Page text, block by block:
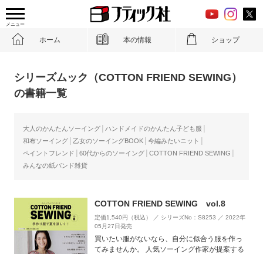
メニュー
ホーム 本の情報 ショップ
シリーズムック（COTTON FRIEND SEWING）
の書籍一覧
大人のかんたんソーイング
ハンドメイドのかんたん子ども服
和布ソーイング
乙女のソーイングBOOK
今編みたいニット
ペイントフレンド
60代からのソーイング
COTTON FRIEND SEWING
みんなの紙バンド雑貨
COTTON FRIEND SEWING vol.8
定価1,540円（税込） ／ シリーズNo：S8253 ／ 2022年
05月27日発売
買いたい服がないなら、自分に似合う服を作っ
てみませんか。 人気ソーイング作家が提案する